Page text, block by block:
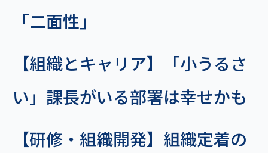
「二面性」
【組織とキャリア】「小うるさ
い」課長がいる部署は幸せかも
【研修・組織開発】組織定着の